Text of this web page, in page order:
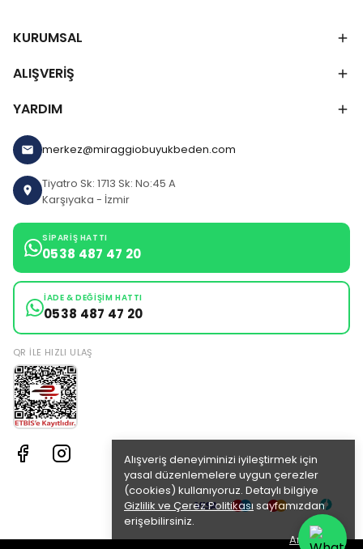
Alışveriş deneyiminizi iyileştirmek için
yasal düzenlemelere uygun çerezler
(cookies) kullanıyoruz. Detaylı bilgiye
Gizlilik ve Çerez Politikası sayfamızdan
erişebilirsiniz.
Anladım
KURUMSAL
ALIŞVERİŞ
YARDIM
merkez@miraggiobuyukbeden.com
Tiyatro Sk: 1713 Sk: No:45 A
Karşıyaka - İzmir
SIPARIŞ HATTI
0538 487 47 20
İADE & DEĞIŞIM HATTI
0538 487 47 20
QR ILE HIZLI ULAŞ